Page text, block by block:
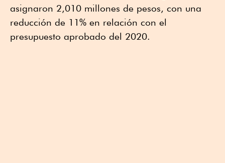
asignaron 2,010 millones de pesos, con una
reducción de 11% en relación con el
presupuesto aprobado del 2020.